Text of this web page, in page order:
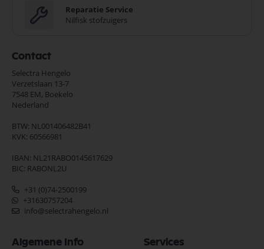
Reparatie Service
Nilfisk stofzuigers
Contact
Selectra Hengelo
Verzetslaan 13-7
7548 EM, Boekelo
Nederland
BTW: NL001406482B41
KVK: 60566981
IBAN: NL21RABO0145617629
BIC: RABONL2U
+31 (0)74-2500199
+31630757204
info@selectrahengelo.nl
Algemene Info Services